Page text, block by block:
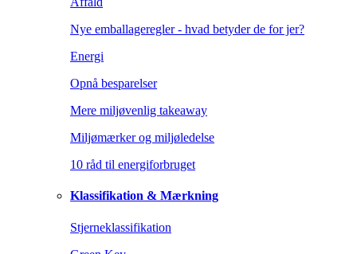
Nye emballageregler - hvad betyder de for jer?
Energi
Opnå besparelser
Mere miljøvenlig takeaway
Miljømærker og miljøledelse
10 råd til energiforbruget
Klassifikation & Mærkning
Stjerneklassifikation